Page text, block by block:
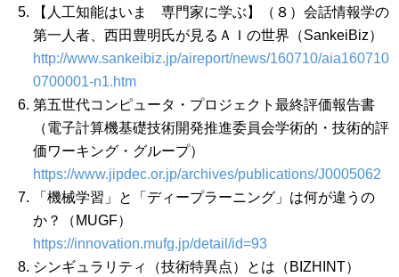
【人工知能はいま 専門家に学ぶ】（８）会話情報学の
第一人者、西田豊明氏が見るＡＩの世界（SankeiBiz）
http://www.sankeibiz.jp/aireport/news/160710/aia160710
0700001-n1.htm
第五世代コンピュータ・プロジェクト最終評価報告書
（電子計算機基礎技術開発推進委員会学術的・技術的評
価ワーキング・グループ）
https://www.jipdec.or.jp/archives/publications/J0005062
「機械学習」と「ディープラーニング」は何が違うの
か？（MUGF）
https://innovation.mufg.jp/detail/id=93
シンギュラリティ（技術特異点）とは（BIZHINT）